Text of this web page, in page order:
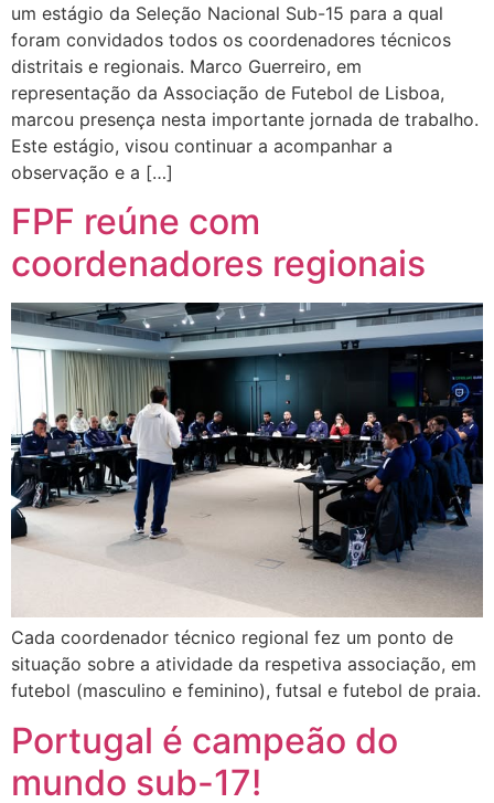
um estágio da Seleção Nacional Sub-15 para a qual
foram convidados todos os coordenadores técnicos
distritais e regionais. Marco Guerreiro, em
representação da Associação de Futebol de Lisboa,
marcou presença nesta importante jornada de trabalho.
Este estágio, visou continuar a acompanhar a
observação e a […]
FPF reúne com
coordenadores regionais
Cada coordenador técnico regional fez um ponto de
situação sobre a atividade da respetiva associação, em
futebol (masculino e feminino), futsal e futebol de praia.
Portugal é campeão do
mundo sub-17!